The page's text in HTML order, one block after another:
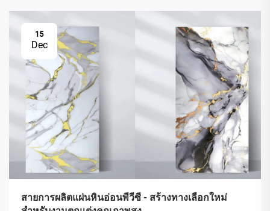
15
Dec
สายการผลิตแผ่นหินอ่อนพีวีซี - สร้างทางเลือกใหม่